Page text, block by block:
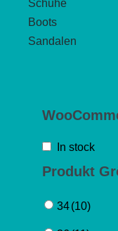
Schuhe
Boots
Sandalen
In stock
Produkt
34(10)